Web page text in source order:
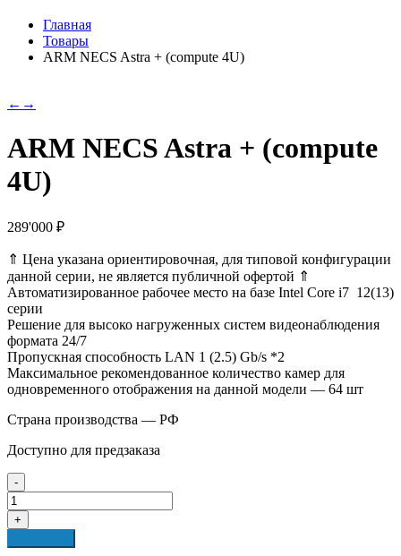
Главная
Товары
ARM NECS Astra + (compute 4U)
← →
ARM NECS Astra + (compute
4U)
289'000 ₽
⇑ Цена указана ориентировочная, для типовой конфигурации
данной серии, не является публичной офертой ⇑
Автоматизированное рабочее место на базе Intel Core i7 12(13)
серии
Решение для высоко нагруженных систем видеонаблюдения
формата 24/7
Пропускная способность LAN 1 (2.5) Gb/s *2
Максимальное рекомендованное количество камер для
одновременного отображения на данной модели — 64 шт
Страна производства — РФ
Доступно для предзаказа
-
Количество
товара
ARM
NECS
+